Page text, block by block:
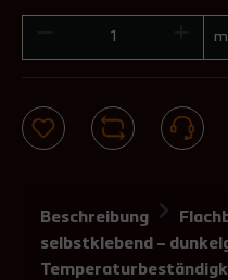
m
Beschreibung
selbstklebend –